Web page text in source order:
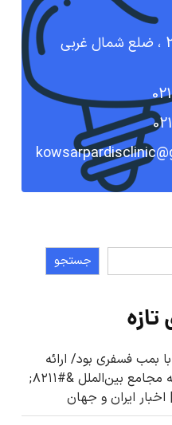
پردیس فاز 2 ، ضلع شمال غربی
جستجو
بمب فسفری بود/ ارائه
شواهد علمی به مجامع بین‌الملل &#۸۲۱۱;
اخبار ایران و جهان